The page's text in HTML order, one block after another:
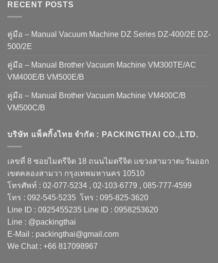
RECENT POSTS
คู่มือ – Manual Vacuum Machine DZ Series DZ-400/2E DZ-
500/2E
คู่มือ – Manual Brother Vacuum Machine VM300TE/AC
VM400E/B VM500E/B
คู่มือ – Manual Brother Vacuum Machine VM400C/B
VM500C/B
บริษัท แพ็คกิ้งไทย จำกัด : PACKINGTHAI CO.,LTD.
เลขที่ 8 ซอยไมตรีจิต 18 ถนนไมตรีจิต แขวงสามวาตะวันออก
เขตคลองสามวา กรุงเทพมหานคร 10510
โทรศัพท์ : 02-077-5234 , 02-103-6779 , 085-777-4599
โทร : 092-545-5235 โทร : 095-825-3620
Line ID : 0925455235 Line ID : 0958253620
Line : @packingthai
E-Mail : packingthai@gmail.com
We Chat : +66 817098967